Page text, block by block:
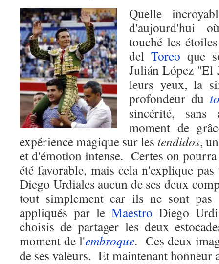
Quelle
d'aujourd'hui
touché les
del Toreo que
Julián López "El
leurs yeux, la
profondeur du
sincérité, sans
moment de
expérience magique sur les tendidos,
et d'émotion intense. Certes on
été favorable, mais cela n'explique
Diego Urdiales aucun de ses deux
tout simplement car ils ne sont pas
appliqués par le Maestro Diego
choisis de partager les deux
moment de l'embroque. Ces deux
de ses valeurs. Et maintenant honneur